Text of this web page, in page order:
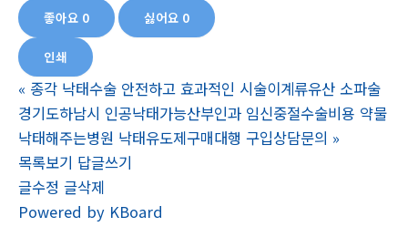
좋아요 0 싫어요 0
인쇄
« 종각 낙태수술 안전하고 효과적인 시술이계류유산 소파술
경기도하남시 인공낙태가능산부인과 임신중절수술비용 약물
낙태해주는병원 낙태유도제구매대행 구입상담문의 »
목록보기 답글쓰기
글수정 글삭제
Powered by KBoard